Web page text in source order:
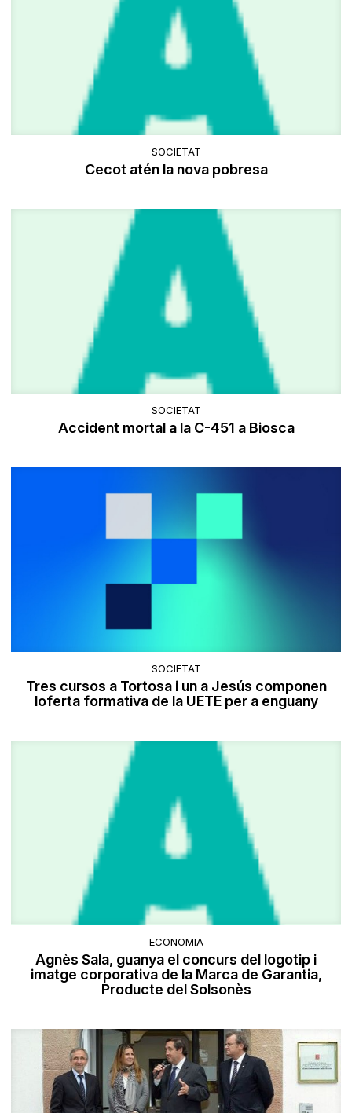
SOCIETAT
Cecot atén la nova pobresa
SOCIETAT
Accident mortal a la C-451 a Biosca
SOCIETAT
Tres cursos a Tortosa i un a Jesús componen
loferta formativa de la UETE per a enguany
ECONOMIA
Agnès Sala, guanya el concurs del logotip i
imatge corporativa de la Marca de Garantia,
Producte del Solsonès